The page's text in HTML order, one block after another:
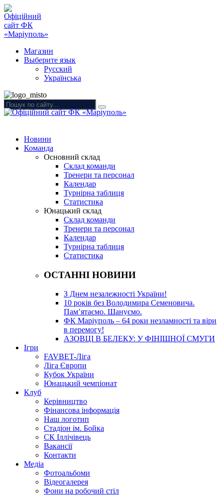
Магазин
Выберите язык
Русский
Українська
Новини
Команда
Основний склад
Склад команди
Тренери та персонал
Календар
Турнірна таблиця
Статистика
Юнацький склад
Склад команди
Тренери та персонал
Календар
Турнірна таблиця
Статистика
ОСТАННІ НОВИНИ
З Днем незалежності України!
10 років без Володимира Семеновича.
Пам’ятаємо. Шануємо.
ФК Маріуполь – 64 роки незламності та віри
в перемогу!
АЗОВЦІ В БЕЛЕКУ: У ФІНІШНОЇ СМУГИ
Ігри
FAVBET-Ліга
Ліга Європи
Кубок України
Юнацький чемпіонат
Клуб
Керівництво
Фінансова інформація
Наш логотип
Стадіон ім. Бойка
СК Іллічівець
Вакансії
Контакти
Медіа
Фотоальбоми
Відеогалерея
Фони на робочий стіл